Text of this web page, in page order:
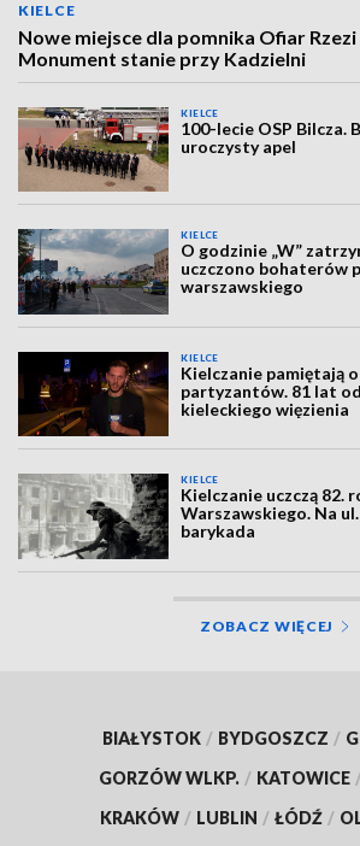
KIELCE
Nowe miejsce dla pomnika Ofiar
Monument stanie przy Kadzielni
KIELCE
100-lecie OSP Bilcza.
uroczysty apel
KIELCE
O godzinie „W”
uczczono bohaterów
warszawskiego
KIELCE
Kielczanie pamiętają
partyzantów. 81 lat
kieleckiego więzienia
KIELCE
Kielczanie uczczą 82.
Warszawskiego. Na
barykada
ZOBACZ WIĘCEJ
BIAŁYSTOK / BYDGOSZCZ /
GORZÓW WLKP. / KATOWICE
KRAKÓW / LUBLIN / ŁÓDŹ /